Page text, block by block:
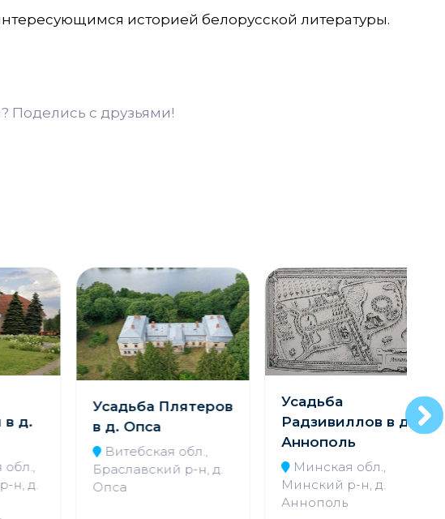
историей белорусской литературы.
Поделись с друзьями!
Усадьба Плятеров
в д. Опса
Витебская обл.,
Браславский р-н, д.
Усадьба
Радзивиллов в д.
Аннополь
Минская обл.,
Минский р-н, д.
Аннополь